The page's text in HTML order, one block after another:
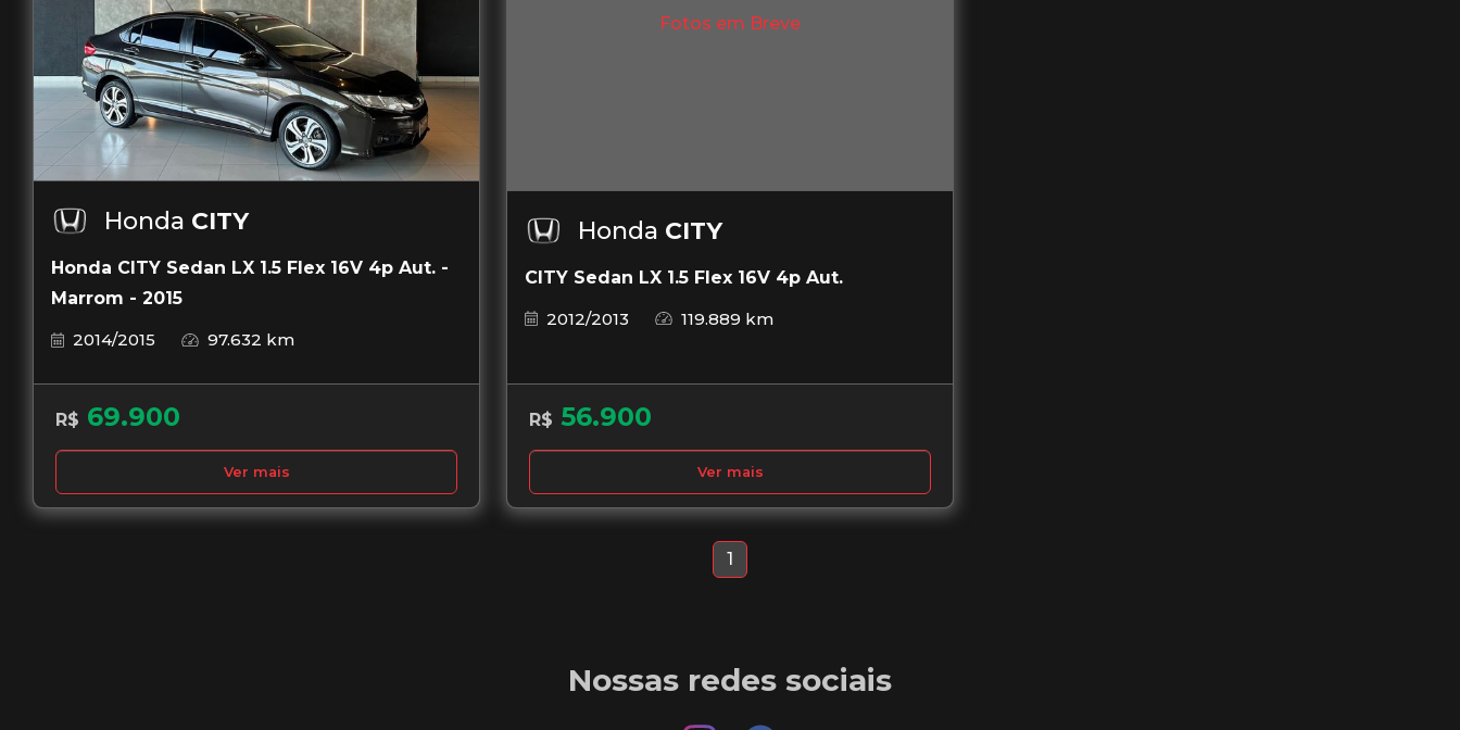
Honda CITY
Honda CITY Sedan LX 1.5 Flex 16V 4p Aut. -
Marrom - 2015
2014/2015
97.632 km
R$ 69.900
Ver mais
Fotos em Breve
Honda CITY
CITY Sedan LX 1.5 Flex 16V 4p Aut.
2012/2013
119.889 km
R$ 56.900
Ver mais
1
Nossas redes sociais